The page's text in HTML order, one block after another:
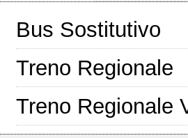
Bus Sostitutivo
Treno Regionale
Treno Regionale